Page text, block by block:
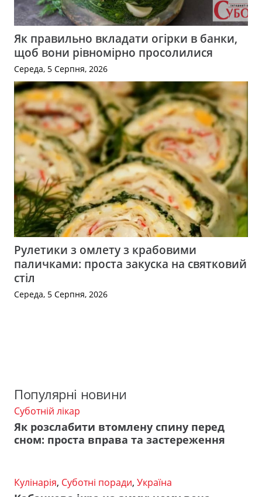
Як правильно вкладати огірки в банки,
щоб вони рівномірно просолилися
Середа, 5 Серпня, 2026
Рулетики з омлету з крабовими
паличками: проста закуска на святковий
стіл
Середа, 5 Серпня, 2026
Популярні новини
Суботній лікар
Як розслабити втомлену спину перед
сном: проста вправа та застереження
Кулінарія, Суботні поради, Україна